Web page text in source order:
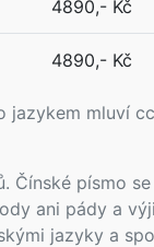
jazykem mluví
písmo
ani pády a
jazyky a
4890,- Kč
4890,- Kč